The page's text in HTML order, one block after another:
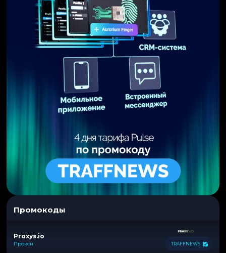
Промокоды
Proxys.io
Прокси TRAFFNEWS